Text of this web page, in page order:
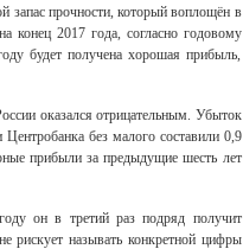
запас прочности, который воплощён в
конец 2017 года, согласно годовому
будет получена хорошая прибыль,
оказался отрицательным. Убыток
без малого составили 0,9
прибыли за предыдущие шесть лет
он в третий раз подряд получит
рискует называть конкретной цифры